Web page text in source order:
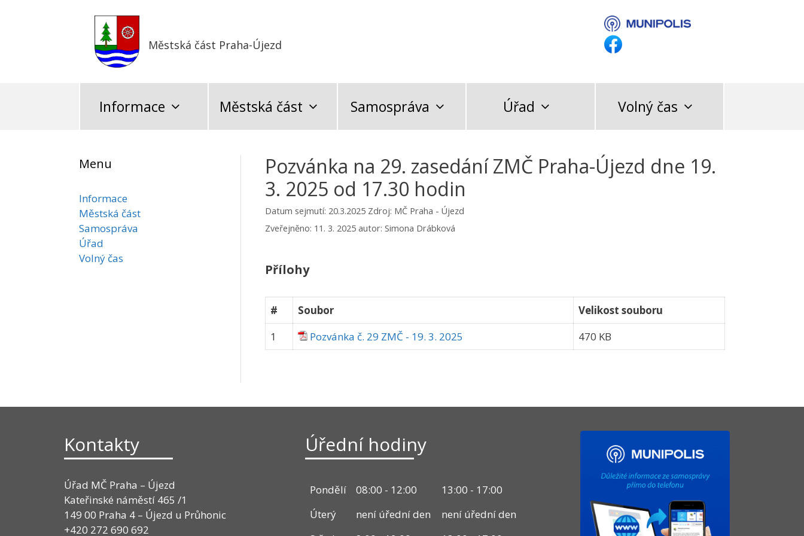
Městská část Praha-Újezd
Informace Městská část Samospráva Úřad Volný čas
Pozvánka na 29. zasedání ZMČ Praha-Újezd dne 19.
3. 2025 od 17.30 hodin
Datum sejmutí: 20.3.2025 Zdroj: MČ Praha - Újezd
Zveřejněno: 11. 3. 2025 autor: Simona Drábková
Přílohy
# Soubor
Velikost souboru
1
Pozvánka č. 29 ZMČ - 19. 3. 2025 470 KB
Menu
Informace
Městská část
Samospráva
Úřad
Volný čas
Kontakty
Úřad MČ Praha – Újezd
Kateřinské náměstí 465 /1
149 00 Praha 4 – Újezd u Průhonic
+420 272 690 692
Úřední hodiny
Pondělí 08:00 - 12:00
13:00 - 17:00
Úterý
není úřední den
není úřední den